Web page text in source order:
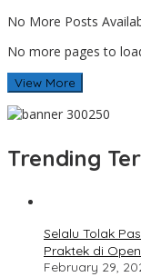
No More Posts
No more pages to
View More
Trending
Selalu Tolak
Praktek di
February 29,